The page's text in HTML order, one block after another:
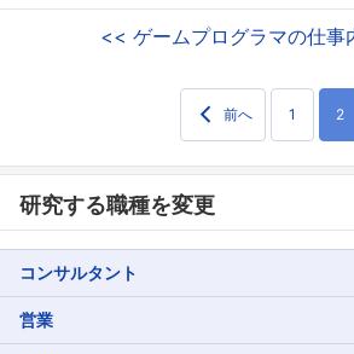
<< ゲームプログラマの仕事
前へ 1 2
研究する職種を変更
コンサルタント
営業